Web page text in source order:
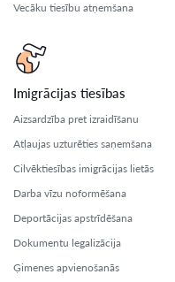
Vecāku tiesību atņemšana
Imigrācijas tiesības
Aizsardzība pret izraidīšanu
Atļaujas uzturēties saņemšana
Cilvēktiesības imigrācijas lietās
Darba vīzu noformēšana
Deportācijas apstrīdēšana
Dokumentu legalizācija
Ģimenes apvienošanās